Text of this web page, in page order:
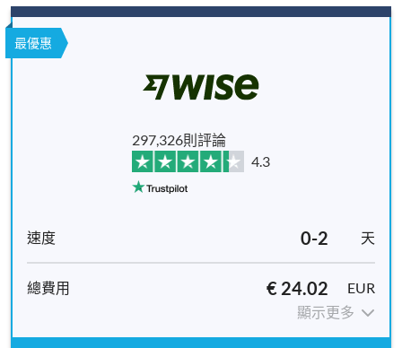
最優惠
297,326則評論
4.3
0-2 天
€ 24.02
EUR
顯示更多